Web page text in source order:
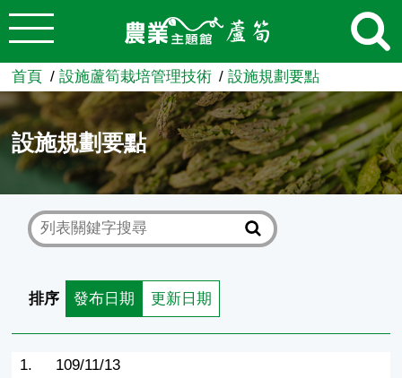
跳到主要內容
農業知識入口網
首頁 設施蘆筍栽培管理技術 設施規劃要點
設施規劃要點
排序 發布日期 更新日期
1.
109/11/13